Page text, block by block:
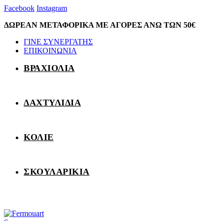
Facebook Instagram
ΔΩΡΕΑΝ ΜΕΤΑΦΟΡΙΚΑ ΜΕ ΑΓΟΡΕΣ ΑΝΩ ΤΩΝ 50€
ΓΙΝΕ ΣΥΝΕΡΓΑΤΗΣ
ΕΠΙΚΟΙΝΩΝΙΑ
ΒΡΑΧΙΟΛΙΑ
ΔΑΧΤΥΛΙΔΙΑ
ΚΟΛΙΕ
ΣΚΟΥΛΑΡΙΚΙΑ